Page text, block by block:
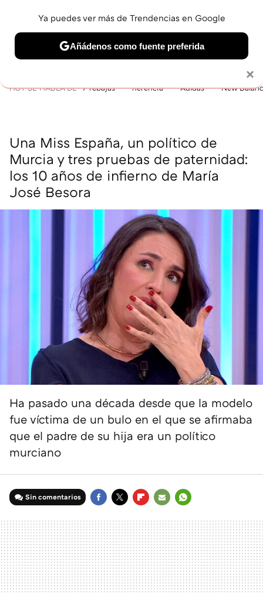
BELLEZA SHOPPING VIAJES GASTRO SNEAKERS
HOY SE HABLA DE rebajas herencia Adidas New
Una Miss España, un político de
Murcia y tres pruebas de paternidad:
los 10 años de infierno de María
José Besora
Ha pasado una década desde que la modelo
fue víctima de un bulo en el que se afirmaba
que el padre de su hija era un político
murciano
Sin comentarios
MAIL
×
Ya puedes ver más de Trendencias en Google
Añádenos como fuente preferida